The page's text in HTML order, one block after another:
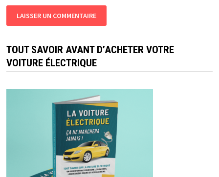
TOUT SAVOIR AVANT D’ACHETER VOTRE
VOITURE ÉLECTRIQUE